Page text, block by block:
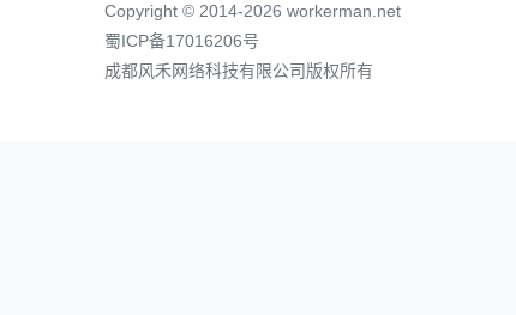
Copyright © 2014-2026 workerman.net
蜀ICP备17016206号
成都风禾网络科技有限公司版权所有